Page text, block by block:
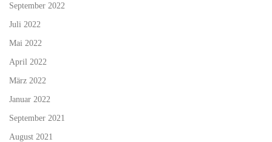
September 2022
Juli 2022
Mai 2022
April 2022
März 2022
Januar 2022
September 2021
August 2021